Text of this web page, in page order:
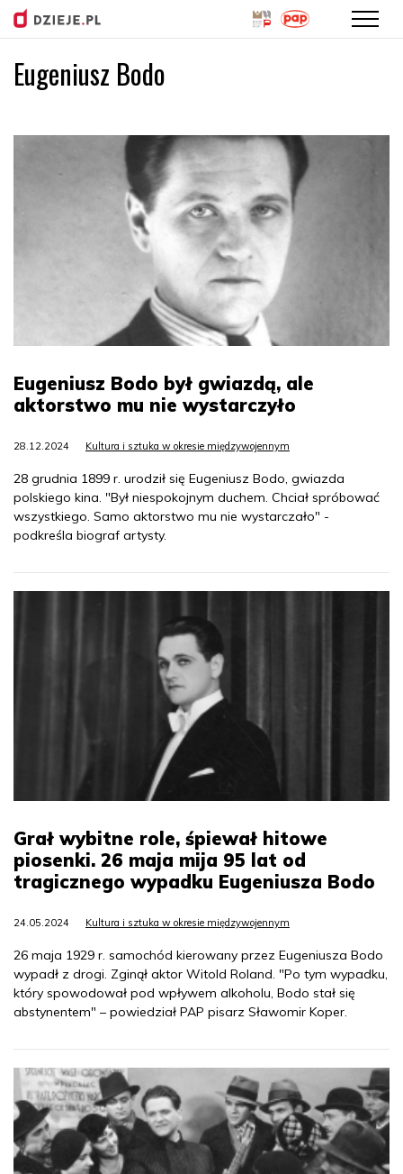
Eugeniusz Bodo
Eugeniusz Bodo był gwiazdą, ale
aktorstwo mu nie wystarczyło
28.12.2024 Kultura i sztuka w okresie międzywojennym
28 grudnia 1899 r. urodził się Eugeniusz Bodo, gwiazda
polskiego kina. "Był niespokojnym duchem. Chciał spróbować
wszystkiego. Samo aktorstwo mu nie wystarczało" -
podkreśla biograf artysty.
Grał wybitne role, śpiewał hitowe
piosenki. 26 maja mija 95 lat od
tragicznego wypadku Eugeniusza Bodo
24.05.2024 Kultura i sztuka w okresie międzywojennym
26 maja 1929 r. samochód kierowany przez Eugeniusza Bodo
wypadł z drogi. Zginął aktor Witold Roland. "Po tym wypadku,
który spowodował pod wpływem alkoholu, Bodo stał się
abstynentem" – powiedział PAP pisarz Sławomir Koper.